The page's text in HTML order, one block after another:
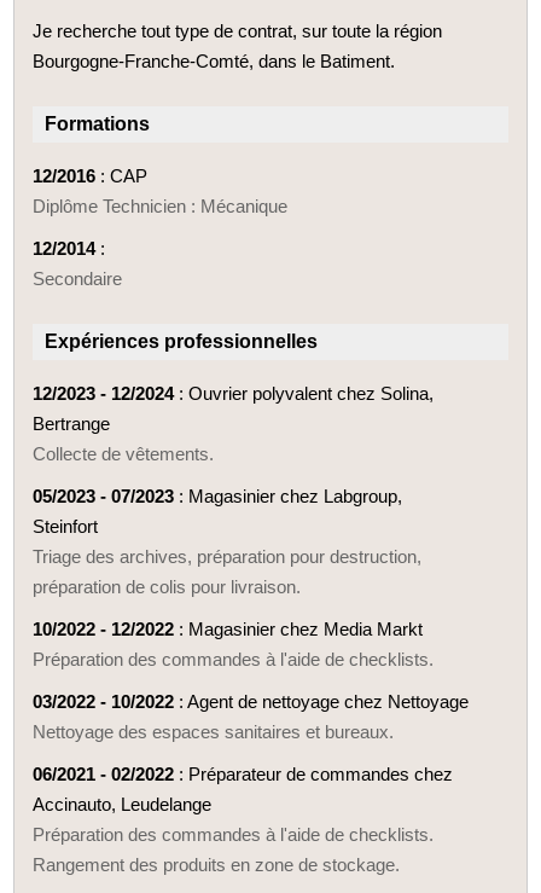
Je recherche tout type de contrat, sur toute la région
Bourgogne-Franche-Comté, dans le Batiment.
Formations
12/2016 : CAP
Diplôme Technicien : Mécanique
12/2014:
Secondaire
Expériences professionnelles
12/2023 - 12/2024: Ouvrier polyvalent chez Solina,
Bertrange
Collecte de vêtements.
05/2023 - 07/2023 : Magasinier chez Labgroup,
Steinfort
Triage des archives, préparation pour destruction,
préparation de colis pour livraison.
10/2022 - 12/2022 : Magasinier chez Media Markt
Préparation des commandes à l'aide de checklists.
03/2022 - 10/2022 : Agent de nettoyage chez Nettoyage
Nettoyage des espaces sanitaires et bureaux.
06/2021 - 02/2022 : Préparateur de commandes chez
Accinauto, Leudelange
Préparation des commandes à l'aide de checklists.
Rangement des produits en zone de stockage.